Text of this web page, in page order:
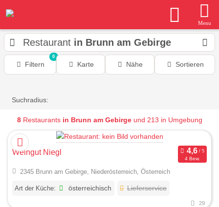
Menu
Restaurant in Brunn am Gebirge
Filtern
0
Karte Nähe Sortieren
Suchradius:
8Restaurants in Brunn am Gebirgeund 213 in Umgebung
Weingut Niegl
4 Bew.
2345 Brunn am Gebirge, Niederösterreich, Österreich
Art der Küche: österreichisch Lieferservice
29